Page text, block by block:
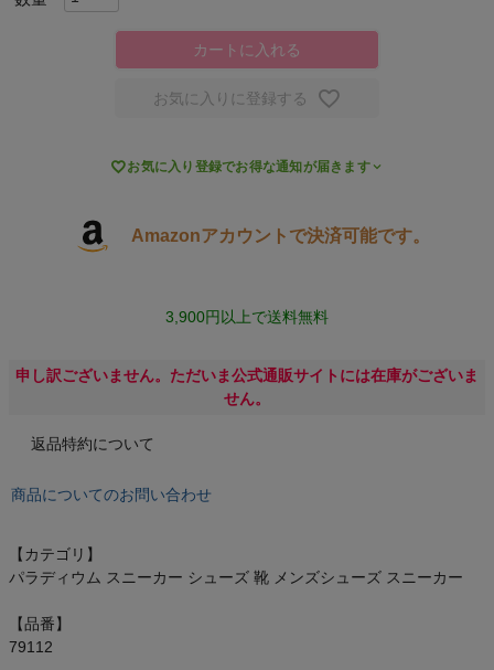
オン On
スポーツマリオTOP
ベースボールマリオ（野球商品）
ご利用ガイド
カートに入れる
お気に入りに登録する
お気に入り登録でお得な通知が届きます
Amazonアカウントで決済可能です。
3,900円以上で送料無料
申し訳ございません。ただいま公式通販サイトには在庫がございま
せん。
返品特約について
商品についてのお問い合わせ
【カテゴリ】
パラディウム スニーカー シューズ 靴 メンズシューズ スニーカー
【品番】
79112